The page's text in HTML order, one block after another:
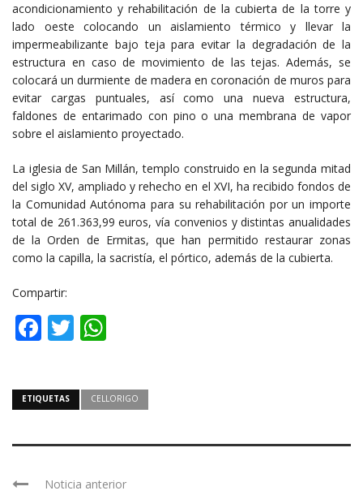
acondicionamiento y rehabilitación de la cubierta de la torre y
lado oeste colocando un aislamiento térmico y llevar la
impermeabilizante bajo teja para evitar la degradación de la
estructura en caso de movimiento de las tejas. Además, se
colocará un durmiente de madera en coronación de muros para
evitar cargas puntuales, así como una nueva estructura,
faldones de entarimado con pino o una membrana de vapor
sobre el aislamiento proyectado.
La iglesia de San Millán, templo construido en la segunda mitad
del siglo XV, ampliado y rehecho en el XVI, ha recibido fondos de
la Comunidad Autónoma para su rehabilitación por un importe
total de 261.363,99 euros, vía convenios y distintas anualidades
de la Orden de Ermitas, que han permitido restaurar zonas
como la capilla, la sacristía, el pórtico, además de la cubierta.
Compartir:
Facebook
Twitter
ETIQUETAS CELLORIGO
Noticia anterior